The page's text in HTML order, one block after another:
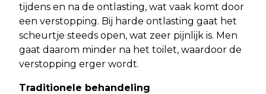
tijdens en na de ontlasting, wat vaak komt door
een verstopping. Bij harde ontlasting gaat het
scheurtje steeds open, wat zeer pijnlijk is. Men
gaat daarom minder na het toilet, waardoor de
verstopping erger wordt.
Traditionele behandeling